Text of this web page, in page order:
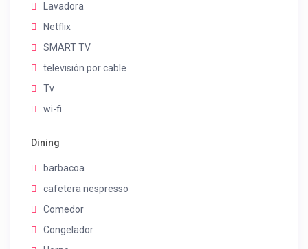
Lavadora
Netflix
SMART TV
televisión por cable
Tv
wi-fi
Dining
barbacoa
cafetera nespresso
Comedor
Congelador